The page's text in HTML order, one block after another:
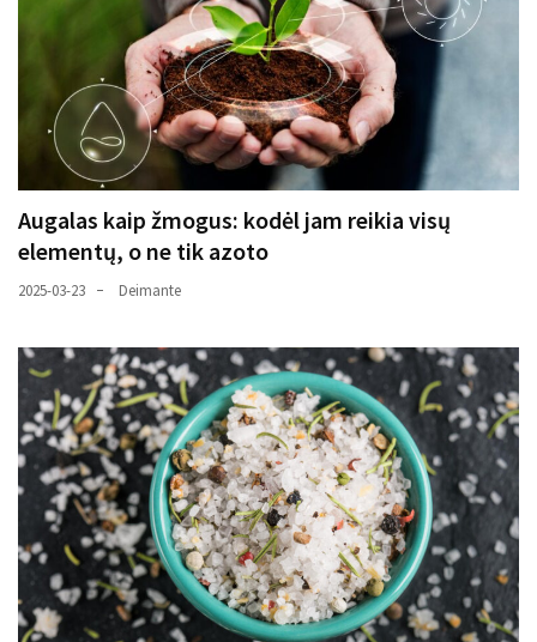
Augalas kaip žmogus: kodėl jam reikia visų
elementų, o ne tik azoto
2025-03-23 Deimante